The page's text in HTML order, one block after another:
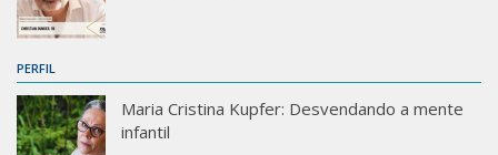
PERFIL
Maria Cristina Kupfer: Desvendando a mente
infantil